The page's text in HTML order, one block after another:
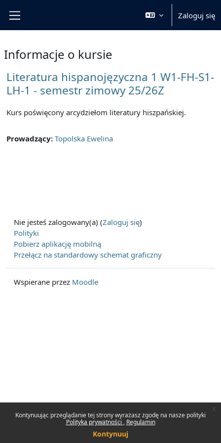
Kontynuując przeglądanie tej strony wyrażasz zgodę na nasze polityki
Polityka prywatności
Regulamin
Kontynuuj
Zaloguj się
Informacje o kursie
Literatura hispanojęzyczna 1 W1-FH-S1-
LH-1 - semestr zimowy 25/26Z
Kurs poświęcony arcydziełom literatury hiszpańskiej.
Prowadzący: Topolska Ewelina
Nie jesteś zalogowany(a) (Zaloguj się)
Polityki
Pobierz aplikację mobilną
Przełącz na standardowy schemat graficzny
Wspierane przez Moodle